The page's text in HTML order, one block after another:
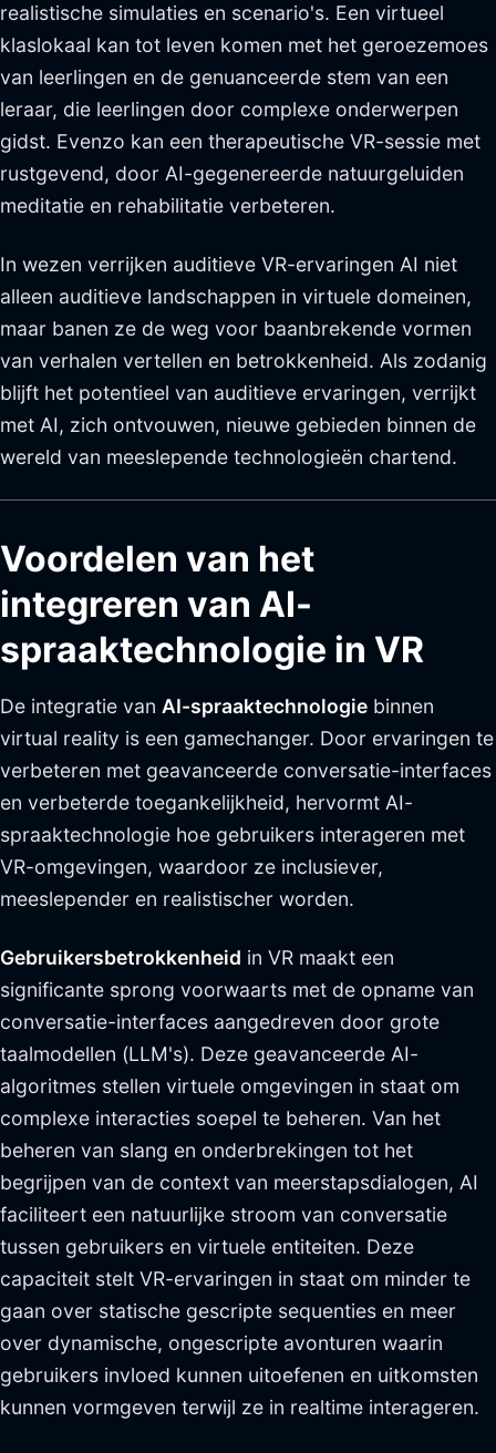
realistische simulaties en scenario's. Een virtueel
klaslokaal kan tot leven komen met het geroezemoes
van leerlingen en de genuanceerde stem van een
leraar, die leerlingen door complexe onderwerpen
gidst. Evenzo kan een therapeutische VR-sessie met
rustgevend, door AI-gegenereerde natuurgeluiden
meditatie en rehabilitatie verbeteren.
In wezen verrijken auditieve VR-ervaringen AI niet
alleen auditieve landschappen in virtuele domeinen,
maar banen ze de weg voor baanbrekende vormen
van verhalen vertellen en betrokkenheid. Als zodanig
blijft het potentieel van auditieve ervaringen, verrijkt
met AI, zich ontvouwen, nieuwe gebieden binnen de
wereld van meeslepende technologieën chartend.
Voordelen van het
integreren van AI-
spraaktechnologie in VR
De integratie van AI-spraaktechnologie binnen
virtual reality is een gamechanger. Door ervaringen te
verbeteren met geavanceerde conversatie-interfaces
en verbeterde toegankelijkheid, hervormt AI-
spraaktechnologie hoe gebruikers interageren met
VR-omgevingen, waardoor ze inclusiever,
meeslepender en realistischer worden.
Gebruikersbetrokkenheid in VR maakt een
significante sprong voorwaarts met de opname van
conversatie-interfaces aangedreven door grote
taalmodellen (LLM's). Deze geavanceerde AI-
algoritmes stellen virtuele omgevingen in staat om
complexe interacties soepel te beheren. Van het
beheren van slang en onderbrekingen tot het
begrijpen van de context van meerstapsdialogen, AI
faciliteert een natuurlijke stroom van conversatie
tussen gebruikers en virtuele entiteiten. Deze
capaciteit stelt VR-ervaringen in staat om minder te
gaan over statische gescripte sequenties en meer
over dynamische, ongescripte avonturen waarin
gebruikers invloed kunnen uitoefenen en uitkomsten
kunnen vormgeven terwijl ze in realtime interageren.